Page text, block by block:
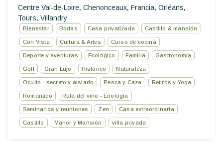
Centre Val-de-Loire, Chenonceaux, Francia, Orléans,
Tours, Villandry
Bienestar Bodas Casa privatizada Castillo & mansión
Con Vista Cultura & Artes Curso de cocina
Deporte y aventuras Ecológico Familia Gastronomía
Golf Gran Lujo Histórico Naturaleza
Oculto - secreto y aislado Pesca y Caza Retiros y Yoga
Romantico Ruta del vino - Enología
Seminarios y reuniones Zen Casa extraordinaria
Castillo Manor y Mansión villa privada